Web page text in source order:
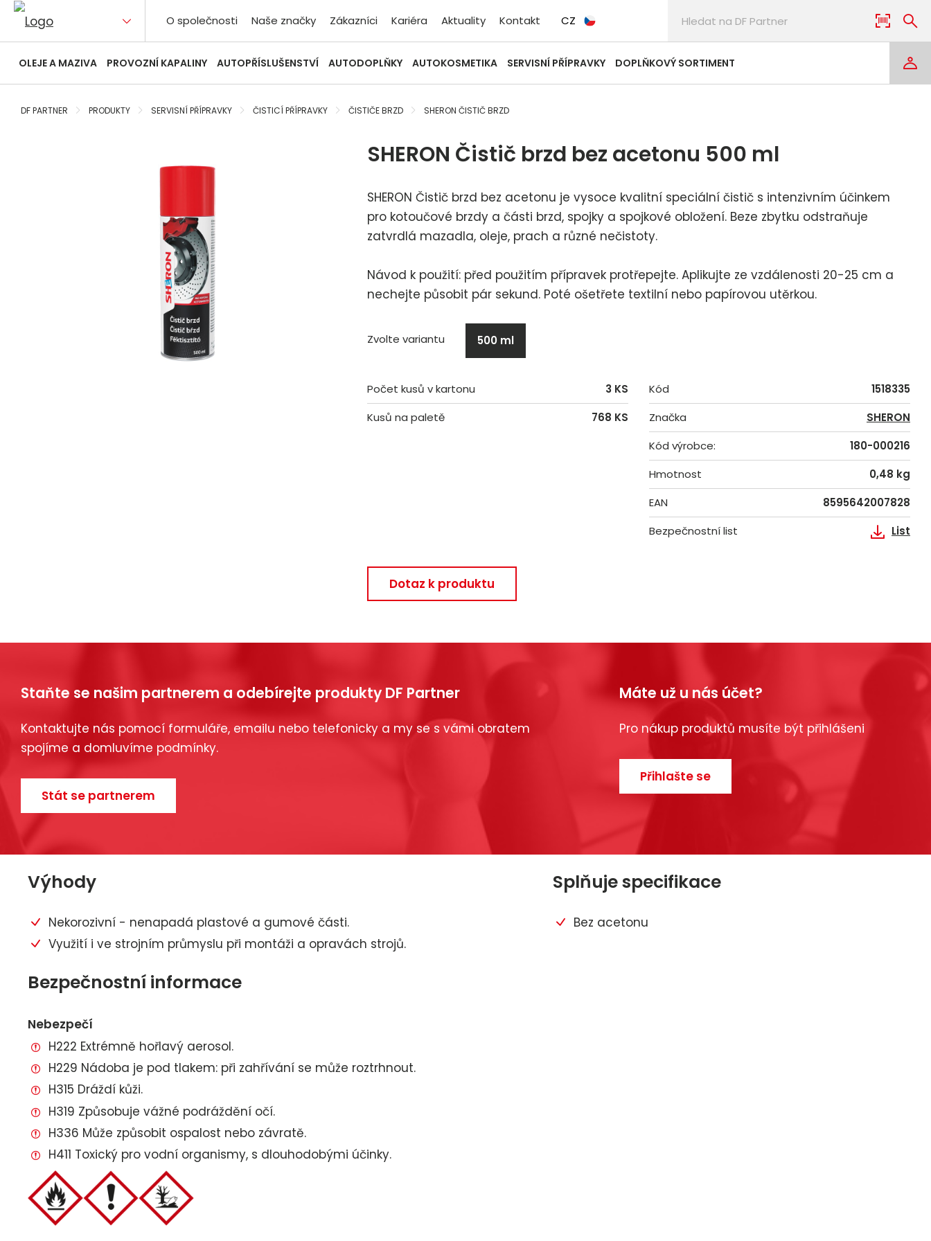
O společnosti Naše značky Zákazníci Kariéra Aktuality Kontakt CZ
OLEJE A MAZIVA PROVOZNÍ KAPALINY AUTOPŘÍSLUŠENSTVÍ AUTODOPLŇKY AUTOKOSMETIKA SERVISNÍ PŘÍPRAVKY DOPLŇKOVÝ SORTIMENT
DF PARTNER PRODUKTY SERVISNÍ PŘÍPRAVKY ČISTICÍ PŘÍPRAVKY ČISTIČE BRZD SHERON ČISTIČ BRZD
SHERON Čistič brzd bez acetonu 500 ml
SHERON Čistič brzd bez acetonu je vysoce kvalitní speciální čistič s intenzivním účinkem
pro kotoučové brzdy a části brzd, spojky a spojkové obložení. Beze zbytku odstraňuje
zatvrdlá mazadla, oleje, prach a různé nečistoty.
Návod k použití: před použitím přípravek protřepejte. Aplikujte ze vzdálenosti 20-25 cm a
nechejte působit pár sekund. Poté ošetřete textilní nebo papírovou utěrkou.
Zvolte variantu 500 ml
Počet kusů v kartonu
3 KS
Kusů na paletě
768 KS
Kód
1518335
Značka
SHERON
Kód výrobce:
180-000216
Hmotnost
0,48 kg
EAN
8595642007828
Bezpečnostní list
List
Dotaz k produktu
Staňte se našim partnerem a odebírejte produkty DF Partner
Kontaktujte nás pomocí formuláře, emailu nebo telefonicky a my se s vámi obratem
spojíme a domluvíme podmínky.
Stát se partnerem
Máte už u nás účet?
Pro nákup produktů musíte být přihlášeni
Přihlašte se
Výhody
Nekorozivní - nenapadá plastové a gumové části.
Využití i ve strojním průmyslu při montáži a opravách strojů.
Splňuje specifikace
Bez acetonu
Bezpečnostní informace
Nebezpečí
H222 Extrémně hořlavý aerosol.
H229 Nádoba je pod tlakem: při zahřívání se může roztrhnout.
H315 Dráždí kůži.
H319 Způsobuje vážné podráždění očí.
H336 Může způsobit ospalost nebo závratě.
H411 Toxický pro vodní organismy, s dlouhodobými účinky.